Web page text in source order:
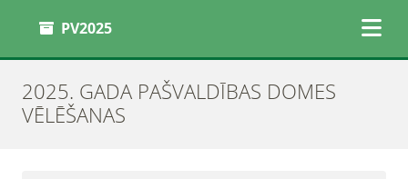
PV2025
2025. GADA PAŠVALDĪBAS DOMES
VĒLĒŠANAS